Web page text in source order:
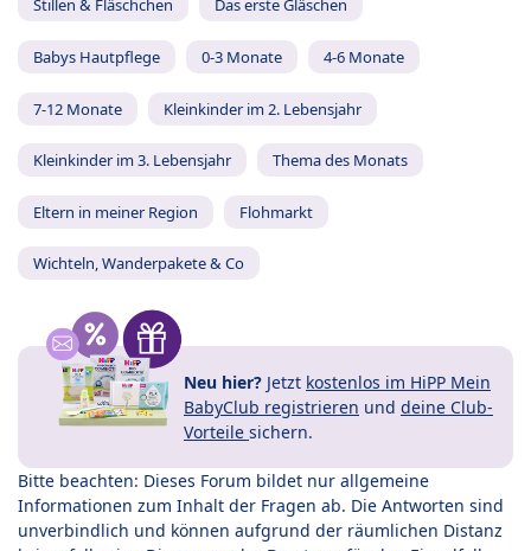
Stillen & Fläschchen Das erste Gläschen
Babys Hautpflege 0-3 Monate 4-6 Monate
7-12 Monate Kleinkinder im 2. Lebensjahr
Kleinkinder im 3. Lebensjahr Thema des Monats
Eltern in meiner Region Flohmarkt
Wichteln, Wanderpakete & Co
Neu hier? Jetzt kostenlos im HiPP Mein
BabyClub registrieren und deine Club-
Vorteile sichern.
Bitte beachten: Dieses Forum bildet nur allgemeine
Informationen zum Inhalt der Fragen ab. Die Antworten sind
unverbindlich und können aufgrund der räumlichen Distanz